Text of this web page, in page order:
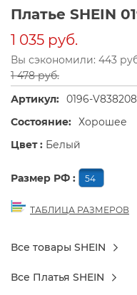
Платье SHEIN
1 035 руб.
Вы сэкономили: 443
1 478 руб.
Артикул: 0196-
Состояние: Хорошее
Цвет : Белый
Размер РФ : 54
ТАБЛИЦА РАЗМЕРОВ
Все товары SHEIN
Все Платья SHEIN